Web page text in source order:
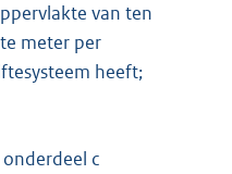
van ten
meter per
heeft;
c